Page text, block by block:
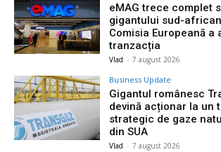
eMAG trece complet
gigantului sud-
Comisia Europeană a
tranzacția
Vlad - 7 august 2026
Business Update
Gigantul românesc
devină acționar la un
strategic de gaze
din SUA
Vlad - 7 august 2026